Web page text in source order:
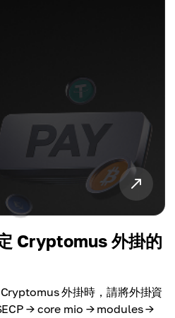
Cryptomus 外掛的
外掛時，請將外掛資
→ core mio → modules →